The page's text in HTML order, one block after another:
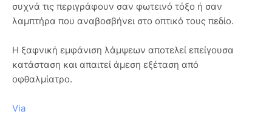
συχνά τις περιγράφουν σαν φωτεινό τόξο ή σαν
λαμπτήρα που αναβοσβήνει στο οπτικό τους πεδίο.
Η ξαφνική εμφάνιση λάμψεων αποτελεί επείγουσα
κατάσταση και απαιτεί άμεση εξέταση από
οφθαλμίατρο.
Via